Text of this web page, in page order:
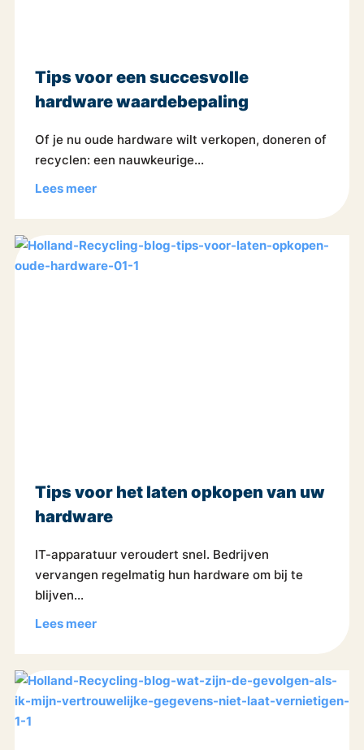
Tips voor een succesvolle
hardware waardebepaling
Of je nu oude hardware wilt verkopen, doneren of
recyclen: een nauwkeurige...
Lees meer
Tips voor het laten opkopen van uw
hardware
IT-apparatuur veroudert snel. Bedrijven
vervangen regelmatig hun hardware om bij te
blijven...
Lees meer